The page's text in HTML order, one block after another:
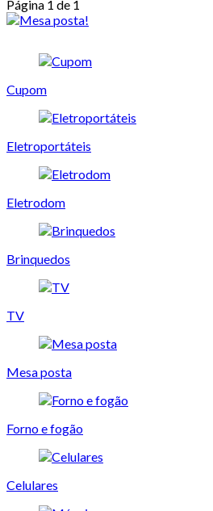
Página 1 de 1
Cupom
Eletroportáteis
Eletrodom
Brinquedos
TV
Mesa posta
Forno e fogão
Celulares